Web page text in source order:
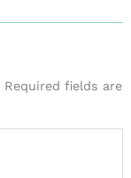
Required fields are